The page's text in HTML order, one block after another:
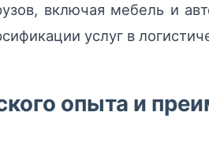
включая мебель и
услуг в
опыта и